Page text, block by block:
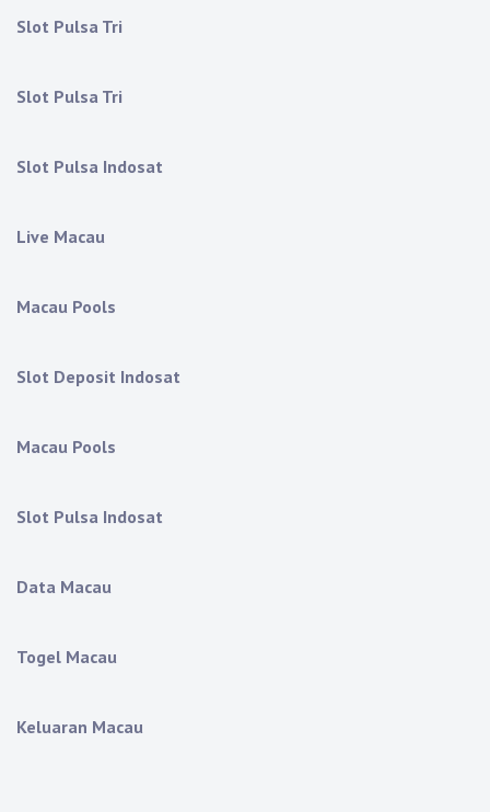
Slot Pulsa Tri
Slot Pulsa Tri
Slot Pulsa Indosat
Live Macau
Macau Pools
Slot Deposit Indosat
Macau Pools
Slot Pulsa Indosat
Data Macau
Togel Macau
Keluaran Macau